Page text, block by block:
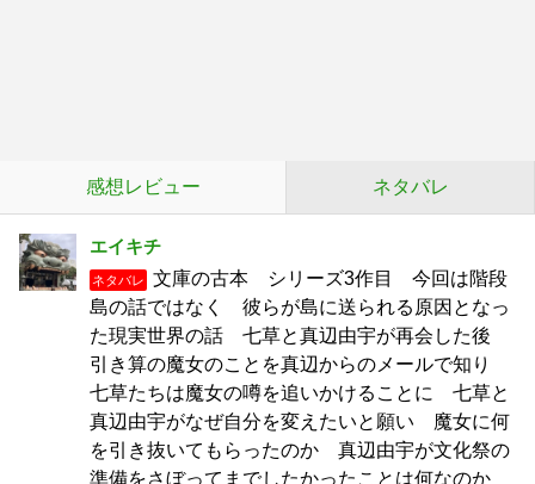
感想レビュー ネタバレ
エイキチ
ネタバレ
文庫の古本 シリーズ3作目 今回は階段
島の話ではなく 彼らが島に送られる原因となっ
た現実世界の話 七草と真辺由宇が再会した後
引き算の魔女のことを真辺からのメールで知り
七草たちは魔女の噂を追いかけることに 七草と
真辺由宇がなぜ自分を変えたいと願い 魔女に何
を引き抜いてもらったのか 真辺由宇が文化祭の
準備をさぼってまでしたかったことは何なのか